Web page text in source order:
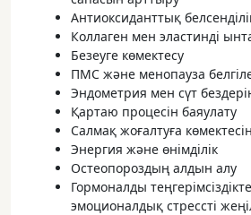
Антиоксиданттық
Коллаген мен эластинді
Безеуге көмектесу
ПМС және менопауза
Эндометрия мен сүт
Қартаю процесін баяулату
Салмақ жоғалтуға
Энергия және өнімділік
Остеопороздың алдын алу
Гормоналды
эмоционалдық стрессті